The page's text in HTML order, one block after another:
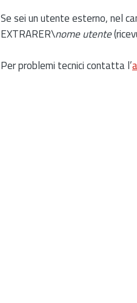
Se sei un utente esterno, nel
EXTRARER\nome utente
Per problemi tecnici contatta l’